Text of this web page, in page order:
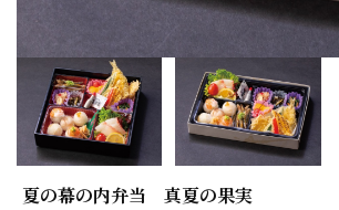
夏の幕の内弁当 真夏の果実